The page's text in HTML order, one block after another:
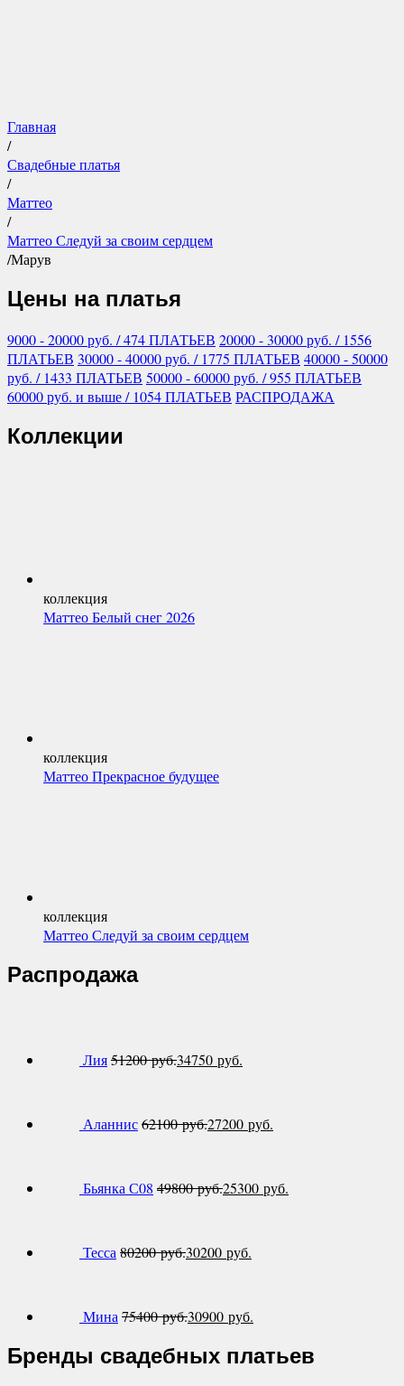
Главная
/
Свадебные платья
/
Маттео
/
Маттео Следуй за своим сердцем
/Марув
Цены на платья
9000 - 20000руб. / 474 ПЛАТЬЕВ 20000 - 30000руб. / 1556
ПЛАТЬЕВ 30000 - 40000руб. / 1775 ПЛАТЬЕВ 40000 - 50000
руб. / 1433 ПЛАТЬЕВ 50000 - 60000руб. / 955 ПЛАТЬЕВ
60000руб. и выше/ 1054 ПЛАТЬЕВ РАСПРОДАЖА
Коллекции
коллекция
Маттео Белый снег 2026
коллекция
Маттео Прекрасное будущее
коллекция
Маттео Следуй за своим сердцем
Распродажа
Лия51200руб.34750 руб.
Аланнис62100руб.27200 руб.
Бьянка С08 49800руб.25300 руб.
Тесса80200руб.30200 руб.
Мина75400руб.30900 руб.
Бренды свадебных платьев